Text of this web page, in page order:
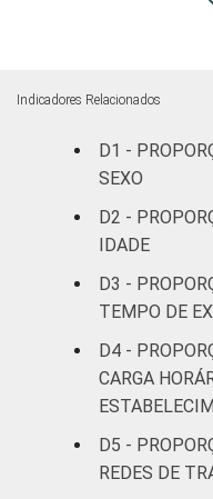
FAIXA ETÁRIA
LOCALIZAÇÃO
Indicadores Relacionados
D1 -
SEXO
D2 -
IDADE
D3 -
TEMPO DE
D4 -
CARGA
D5 -
REDES DE